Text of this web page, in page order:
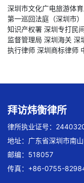
深圳市文化广电旅游体
第一巡回法庭（深圳市）
知识产权署 深圳专打民
监督管理局 深圳海关 深
执行律师 深圳商标律师
拜访炜衡律所
律所执业证号：
地址：广东省深圳市南
邮编：518057
传真：+86-0755-